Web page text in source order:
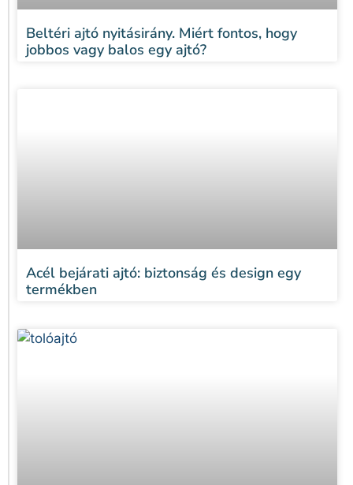
Beltéri ajtó nyitásirány. Miért fontos, hogy
jobbos vagy balos egy ajtó?
Acél bejárati ajtó: biztonság és design egy
termékben